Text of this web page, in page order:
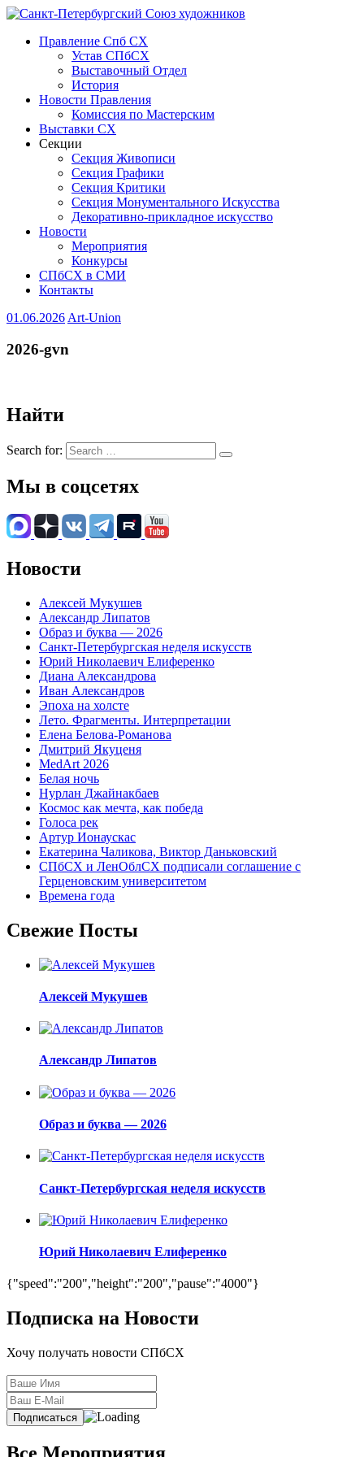
Правление Спб СХ
Устав СПбСХ
Выставочный Отдел
История
Новости Правления
Комиссия по Мастерским
Выставки СХ
Секции
Секция Живописи
Секция Графики
Секция Критики
Секция Монументального Искусства
Декоративно-прикладное искусство
Новости
Мероприятия
Конкурсы
СПбСХ в СМИ
Контакты
01.06.2026 Art-Union
2026-gvn
Найти
Search for:
Мы в соцсетях
Новости
Алексей Мукушев
Александр Липатов
Образ и буква — 2026
Санкт-Петербургская неделя искусств
Юрий Николаевич Елиференко
Диана Александрова
Иван Александров
Эпоха на холсте
Лето. Фрагменты. Интерпретации
Елена Белова-Романова
Дмитрий Якуценя
MedArt 2026
Белая ночь
Нурлан Джайнакбаев
Космос как мечта, как победа
Голоса рек
Артур Ионаускас
Екатерина Чаликова, Виктор Даньковский
СПбСХ и ЛенОблСХ подписали соглашение с
Герценовским университетом
Времена года
Свежие Посты
Алексей Мукушев
Александр Липатов
Образ и буква — 2026
Санкт-Петербургская неделя искусств
Юрий Николаевич Елиференко
{"speed":"200","height":"200","pause":"4000"}
Подписка на Новости
Хочу получать новости СПбСХ